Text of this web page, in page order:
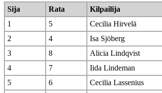
Sija Rata Kilpailija
1
5 Cecilia Hirvelä
2
4 Isa Sjöberg
3
8 Alicia Lindqvist
4
7 Iida Lindeman
5
6 Cecilia Lassenius